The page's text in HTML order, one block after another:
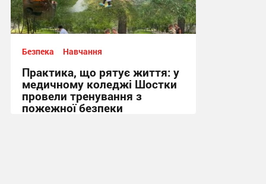
Безпека Навчання
Практика, що рятує життя: у
медичному коледжі Шостки
провели тренування з
пожежної безпеки